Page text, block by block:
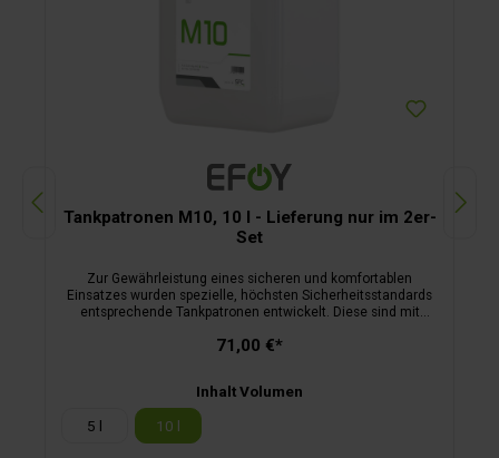
Tankpatronen M10, 10 l - Lieferung nur im 2er-
Set
Zur Gewährleistung eines sicheren und komfortablen
Einsatzes wurden spezielle, höchsten Sicherheitsstandards
entsprechende Tankpatronen entwickelt. Diese sind mit
Auslaufen der Flüssigkeit verhindert. Es öffnet erst dann,
das Sicherheitsventil wieder hermetisch ab.Bis zu 15 autarke
Nutzungstage mit der M5 und bis zu 30 autarke
Nutzungstage mit der M10.
71,00 €*
Inhalt Volumen
5 l
10 l